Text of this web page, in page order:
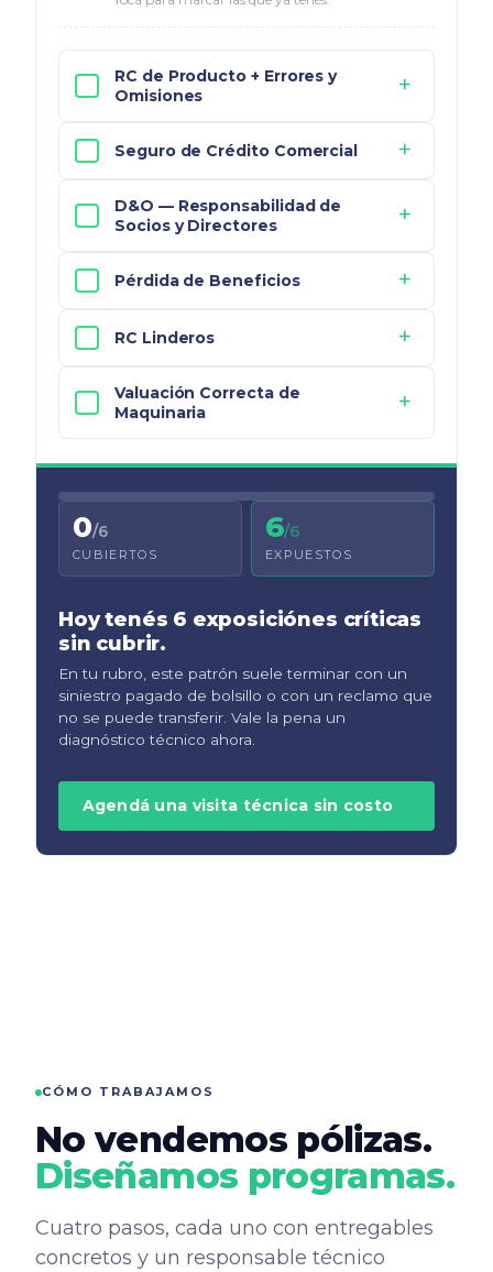
RC de Producto + Errores y
Omisiones
+
Seguro de Crédito Comercial +
D&O — Responsabilidad de
Socios y Directores
+
Pérdida de Beneficios +
RC Linderos +
Valuación Correcta de
Maquinaria
+
0/6
CUBIERTOS
6/6
EXPUESTOS
Hoy tenés 6 exposiciónes críticas
sin cubrir.
En tu rubro, este patrón suele terminar con un
siniestro pagado de bolsillo o con un reclamo que
no se puede transferir. Vale la pena un
diagnóstico técnico ahora.
Agendá una visita técnica sin costo
CÓMO TRABAJAMOS
No vendemos pólizas.
Diseñamos programas.
Cuatro pasos, cada uno con entregables
concretos y un responsable técnico